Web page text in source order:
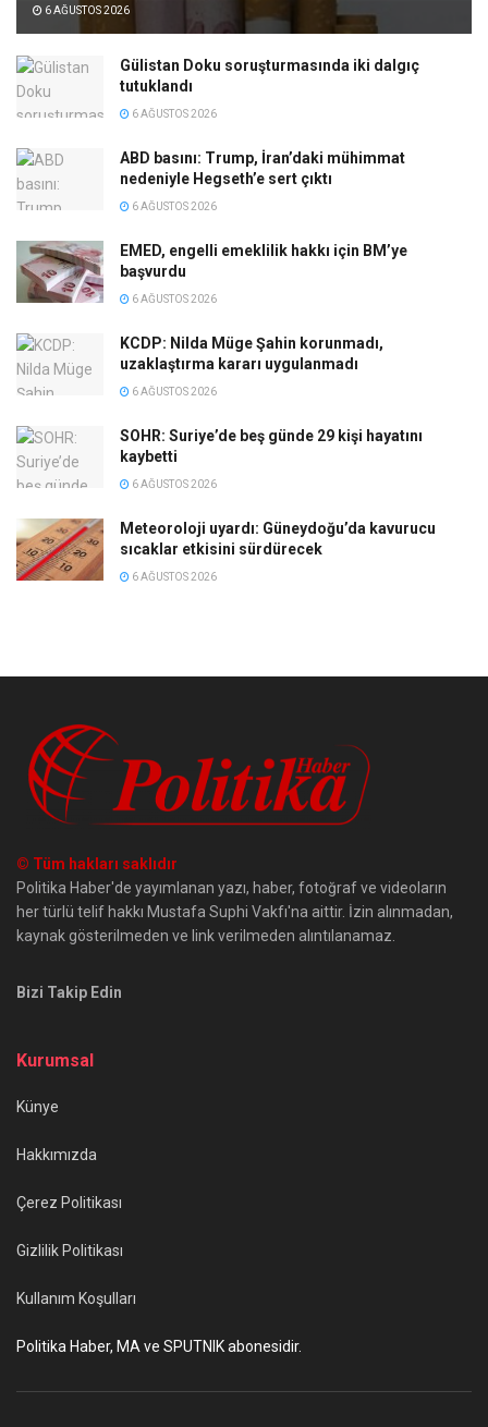
6 AĞUSTOS 2026
Gülistan Doku soruşturmasında iki dalgıç
tutuklandı
6 AĞUSTOS 2026
ABD basını: Trump, İran’daki mühimmat
nedeniyle Hegseth’e sert çıktı
6 AĞUSTOS 2026
EMED, engelli emeklilik hakkı için BM’ye
başvurdu
6 AĞUSTOS 2026
KCDP: Nilda Müge Şahin korunmadı,
uzaklaştırma kararı uygulanmadı
6 AĞUSTOS 2026
SOHR: Suriye’de beş günde 29 kişi hayatını
kaybetti
6 AĞUSTOS 2026
Meteoroloji uyardı: Güneydoğu’da kavurucu
sıcaklar etkisini sürdürecek
6 AĞUSTOS 2026
© Tüm hakları saklıdır
Politika Haber'de yayımlanan yazı, haber, fotoğraf ve videoların
her türlü telif hakkı Mustafa Suphi Vakfı'na aittir. İzin alınmadan,
kaynak gösterilmeden ve link verilmeden alıntılanamaz.
Bizi Takip Edin
Kurumsal
Künye
Hakkımızda
Çerez Politikası
Gizlilik Politikası
Kullanım Koşulları
Politika Haber, MA ve SPUTNIK abonesidir.